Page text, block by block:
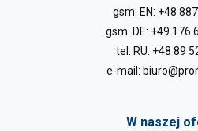
gsm. EN: +48
gsm. DE: +49 176
tel. RU: +48 89
e-mail:
W naszej